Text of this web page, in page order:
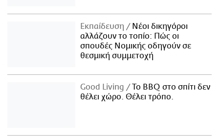
Εκπαίδευση
Νέοι δικηγόροι
αλλάζουν το τοπίο: Πώς οι
σπουδές Νομικής οδηγούν σε
θεσμική συμμετοχή
Good Living
Το BBQ στο σπίτι δεν
θέλει χώρο. Θέλει τρόπο.